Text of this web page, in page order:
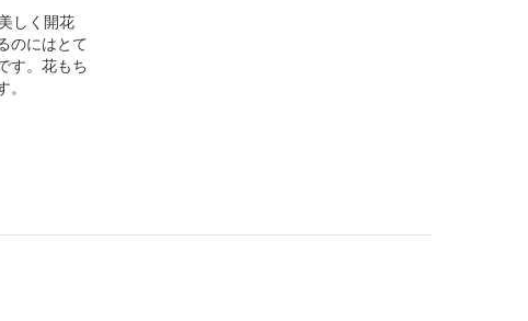
しく開花
のにはとて
す。花もち